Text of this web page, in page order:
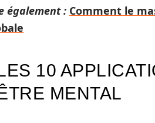
également : Comment le
10
MENTAL